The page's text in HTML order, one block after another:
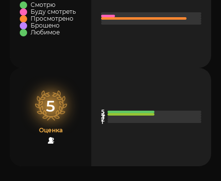
Смотрю
Буду смотреть
Просмотрено
Брошено
Любимое
5
Оценка
2